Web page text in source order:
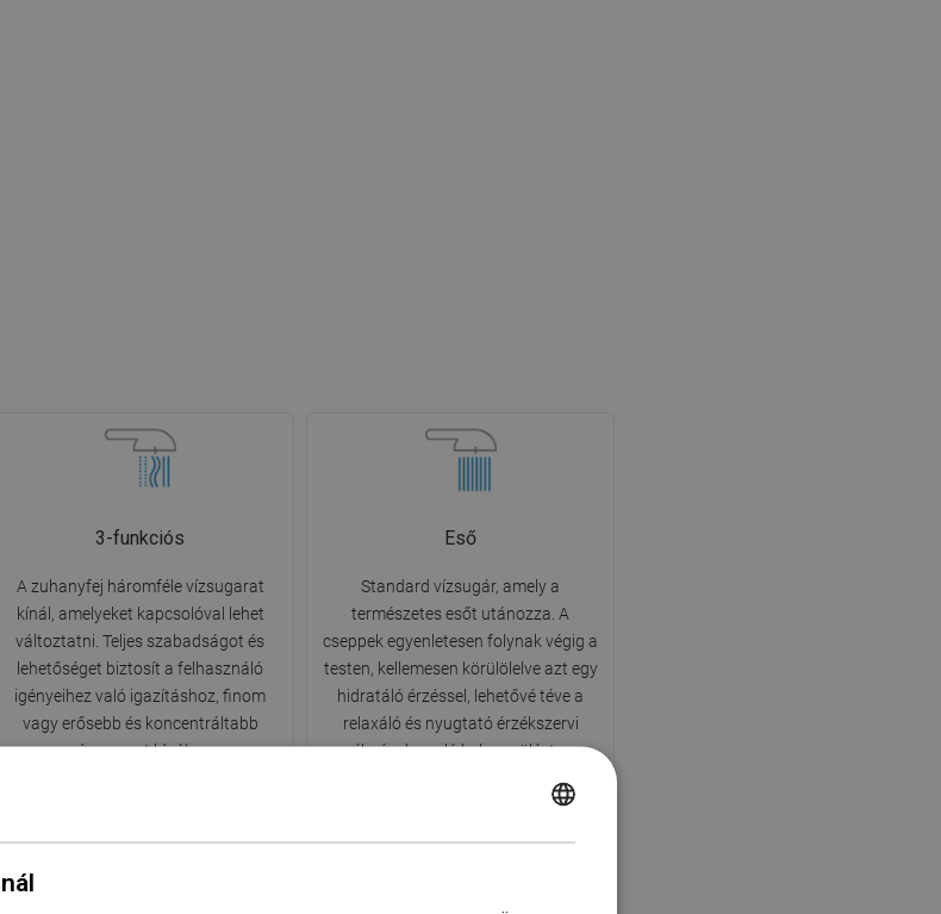
3-funkciós
A zuhanyfej háromféle vízsugarat
kínál, amelyeket kapcsolóval lehet
változtatni. Teljes szabadságot és
lehetőséget biztosít a felhasználó
igényeihez való igazításhoz, finom
vagy erősebb és koncentráltabb
vízsugarat kínálva.
Eső
Standard vízsugár, amely a
természetes esőt utánozza. A
cseppek egyenletesen folynak végig a
testen, kellemesen körülölelve azt egy
hidratáló érzéssel, lehetővé téve a
relaxáló és nyugtató érzékszervi
élménybe való belemerülést a